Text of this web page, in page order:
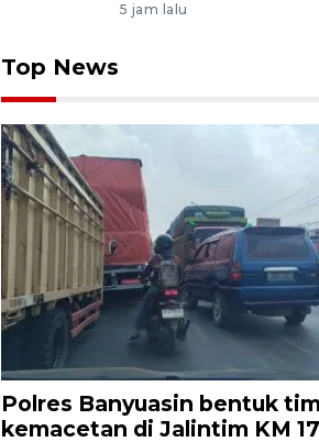
5 jam lalu
Top News
Polres Banyuasin bentuk
kemacetan di Jalintim KM 17